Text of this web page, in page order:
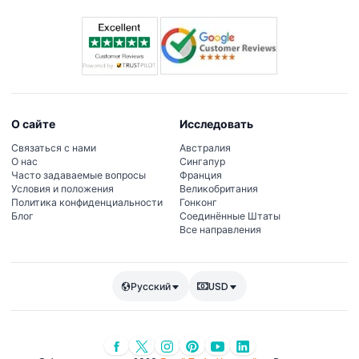
О сайте
Связаться с нами
О нас
Часто задаваемые вопросы
Условия и положения
Политика конфиденциальности
Блог
Исследовать
Австралия
Сингапур
Франция
Великобритания
Гонконг
Соединённые Штаты
Все направления
Русский USD